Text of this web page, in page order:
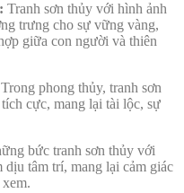
Tranh sơn thủy với hình ảnh
trưng cho sự vững vàng,
giữa con người và thiên
Trong phong thủy, tranh sơn
cực, mang lại tài lộc, sự
bức tranh sơn thủy với
dịu tâm trí, mang lại cảm giác